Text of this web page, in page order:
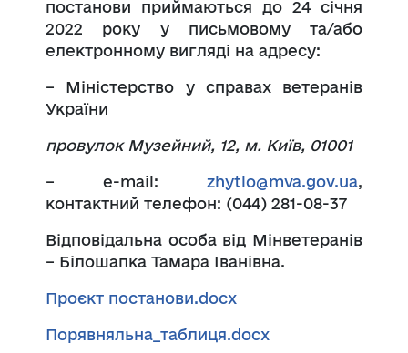
постанови приймаються до 24 січня
2022 року у письмовому та/або
електронному вигляді на адресу:
– Міністерство у справах ветеранів
України
провулок Музейний, 12, м. Київ, 01001
– е-mail: zhytlo@mva.gov.ua,
контактний телефон: (044) 281-08-37
Відповідальна особа від Мінветеранів
– Білошапка Тамара Іванівна.
Проєкт постанови.docx
Порявняльна_таблиця.docx